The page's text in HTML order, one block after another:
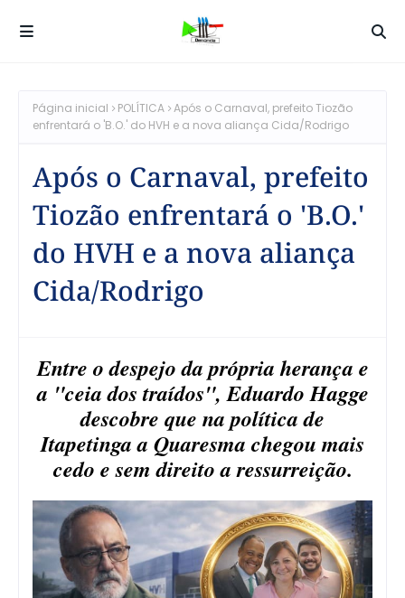
Página inicial POLÍTICA Após o Carnaval, prefeito Tiozão
enfrentará o 'B.O.' do HVH e a nova aliança Cida/Rodrigo
Após o Carnaval, prefeito
Tiozão enfrentará o 'B.O.'
do HVH e a nova aliança
Cida/Rodrigo
Entre o despejo da própria herança e
a "ceia dos traídos", Eduardo Hagge
descobre que na política de
Itapetinga a Quaresma chegou mais
cedo e sem direito a ressurreição.